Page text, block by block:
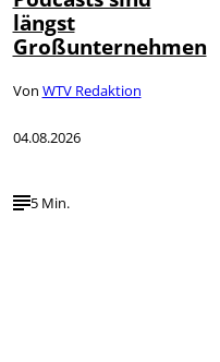
längst
Großunternehmen
Von WTV Redaktion
04.08.2026
5 Min.